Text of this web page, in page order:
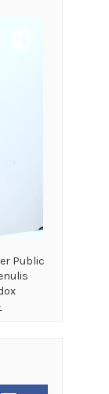
Public